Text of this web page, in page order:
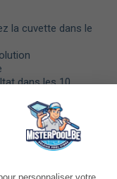
la cuvette dans le
dans les 10